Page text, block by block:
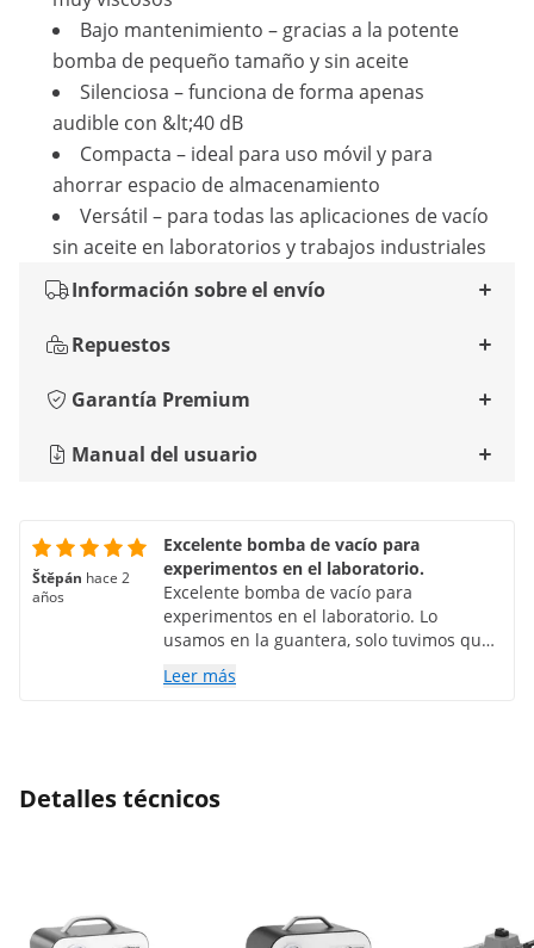
Bajo mantenimiento – gracias a la potente
bomba de pequeño tamaño y sin aceite
Silenciosa – funciona de forma apenas
audible con &lt;40 dB
Compacta – ideal para uso móvil y para
ahorrar espacio de almacenamiento
Versátil – para todas las aplicaciones de vacío
sin aceite en laboratorios y trabajos industriales
Información sobre el envío
Repuestos
Garantía Premium
Manual del usuario
Štěpán hace 2
años
Excelente bomba de vacío para
experimentos en el laboratorio.
Excelente bomba de vacío para
experimentos en el laboratorio. Lo
usamos en la guantera, solo tuvimos que
solucionar la pequeña vibración con una
almohadilla antivibración.
Leer más
Detalles técnicos